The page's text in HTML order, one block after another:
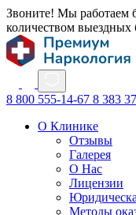
Звоните! Мы работаем
количеством выездных
8 800 555-14-67 8 383
О Клинике
Отзывы
Галерея
О Нас
Лицензии
Методы